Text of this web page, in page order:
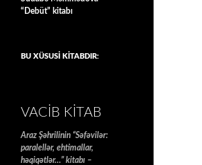
“Debüt” kitabı
BU XÜSUSİ KİTABDIR:
VACIB KITAB
Araz Şəhrilinin “Səfəvilər:
paralellər, ehtimallar,
həqiqətlər…” kitabı –